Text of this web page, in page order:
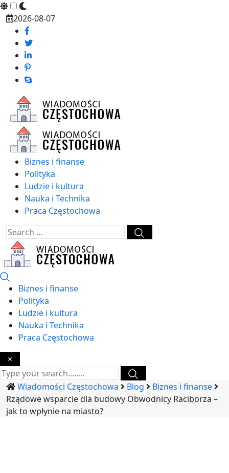
Skip
content
2026-08-07
Biznes i finanse
Polityka
Ludzie i kultura
Nauka i Technika
Praca Częstochowa
Biznes i finanse
Polityka
Ludzie i kultura
Nauka i Technika
Praca Częstochowa
×
Wiadomości Częstochowa Blog
Biznes i finanse
Rządowe wsparcie dla budowy Obwodnicy Raciborza –
jak to wpłynie na miasto?